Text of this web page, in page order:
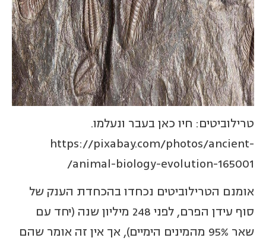
טרילוביטים: חיו כאן בעבר ונעלמו.
https://pixabay.com/photos/ancient-
animal-biology-evolution-165001/
אומנם הטרילוביטים נכחדו בהכחדת הענק של
סוף עידן הפרם, לפני 248 מיליון שנה (יחד עם
שאר 95% מהמינים הימיים), אך אין זה אומר שהם